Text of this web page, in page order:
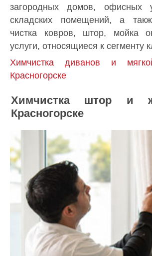
загородных домов, офисных
складских помещений, а
чистка ковров, штор, мойка
услуги, относящиеся к сегменту
Химчистка диванов и
Красногорске
Химчистка штор и
Красногорске